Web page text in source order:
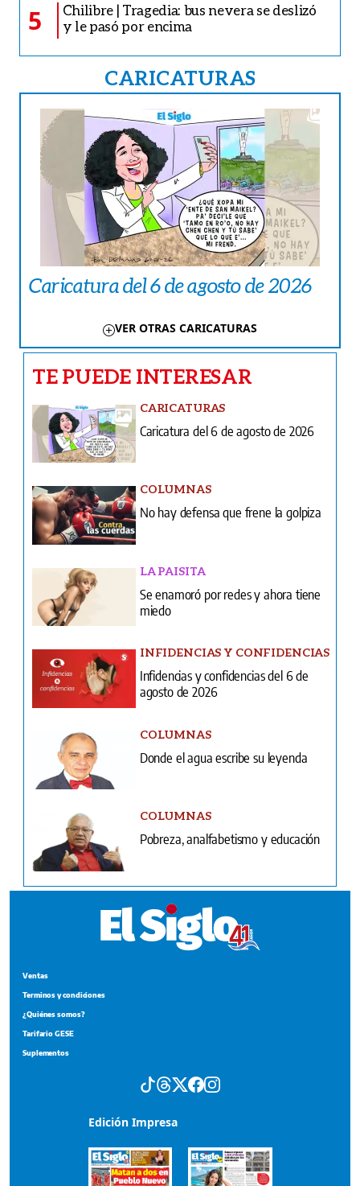
5
Chilibre | Tragedia: bus nevera se deslizó
y le pasó por encima
CARICATURAS
Caricatura del 6 de agosto de 2026
VER OTRAS CARICATURAS
TE PUEDE INTERESAR
CARICATURAS
Caricatura del 6 de agosto de 2026
COLUMNAS
No hay defensa que frene la golpiza
LA PAISITA
Se enamoró por redes y ahora tiene
miedo
INFIDENCIAS Y CONFIDENCIAS
Infidencias y confidencias del 6 de
agosto de 2026
COLUMNAS
Donde el agua escribe su leyenda
COLUMNAS
Pobreza, analfabetismo y educación
Ventas
Terminos y condiciones
¿Quiénes somos?
Tarifario GESE
Suplementos
Edición Impresa